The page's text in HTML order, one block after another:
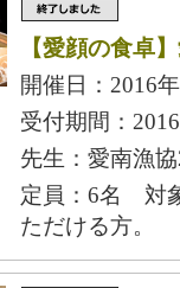
【愛顔の食卓
開催日：2016
受付期間：
先生：愛南漁
定員：6名 対
ただける方。